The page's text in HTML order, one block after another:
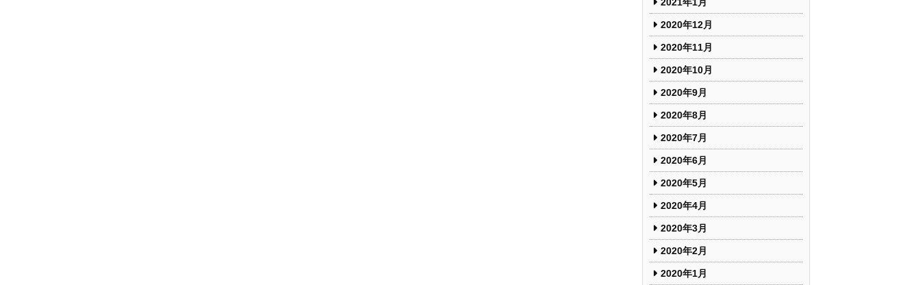
2020年12月
2020年11月
2020年10月
2020年9月
2020年8月
2020年7月
2020年6月
2020年5月
2020年4月
2020年3月
2020年2月
2020年1月